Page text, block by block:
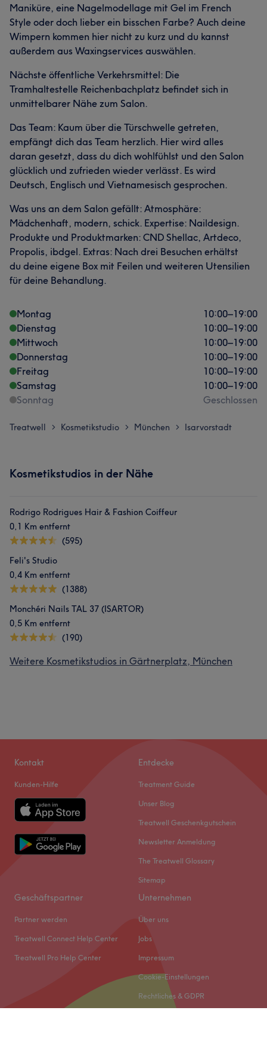
Maniküre, eine Nagelmodellage mit Gel im French
Style oder doch lieber ein bisschen Farbe? Auch deine
Wimpern kommen hier nicht zu kurz und du kannst
außerdem aus Waxingservices auswählen.
Nächste öffentliche Verkehrsmittel: Die
Tramhaltestelle Reichenbachplatz befindet sich in
unmittelbarer Nähe zum Salon.
Das Team: Kaum über die Türschwelle getreten,
empfängt dich das Team herzlich. Hier wird alles
daran gesetzt, dass du dich wohlfühlst und den Salon
glücklich und zufrieden wieder verlässt. Es wird
Deutsch, Englisch und Vietnamesisch gesprochen.
Was uns an dem Salon gefällt: Atmosphäre:
Mädchenhaft, modern, schick. Expertise: Naildesign.
Produkte und Produktmarken: CND Shellac, Artdeco,
Propolis, ibdgel. Extras: Nach drei Besuchen erhältst
du deine eigene Box mit Feilen und weiteren Utensilien
für deine Behandlung.
Montag 10:00–19:00
Dienstag
10:00–19:00
Mittwoch
10:00–19:00
Donnerstag
10:00–19:00
Freitag
10:00–19:00
Samstag
10:00–19:00
Sonntag
Geschlossen
Treatwell > Kosmetikstudio > München > Isarvorstadt
Kosmetikstudios in der Nähe
Rodrigo Rodrigues Hair & Fashion Coiffeur
0,1 Km entfernt
(595)
Feli's Studio
0,4 Km entfernt
(1388)
Monchéri Nails TAL 37 (ISARTOR)
0,5 Km entfernt
(190)
Weitere Kosmetikstudios in Gärtnerplatz, München
Kontakt
Kunden-Hilfe
Entdecke
Treatment Guide
Unser Blog
Treatwell Geschenkgutschein
Newsletter Anmeldung
The Treatwell Glossary
Sitemap
Geschäftspartner
Partner werden
Treatwell Connect Help Center
Treatwell Pro Help Center
Unternehmen
Über uns
Jobs
Impressum
Cookie-Einstellungen
Rechtliches & GDPR